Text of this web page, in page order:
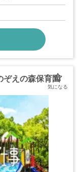
ぞえの森保育園